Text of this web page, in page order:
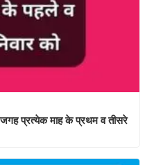
प्रत्येक माह के प्रथम व तीसरे